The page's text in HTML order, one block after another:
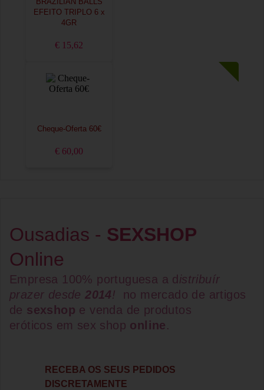
BRAZILIAN BALLS
EFEITO TRIPLO 6 x
4GR
€ 15,62
Cheque-Oferta 60€
€ 60,00
Ousadias - SEXSHOP
Online
Empresa 100% portuguesa a d istribuír
prazer desde2014!
no mercado de artigos
de sexshop e venda de produtos
eróticos em sex shop online.
RECEBA OS SEUS PEDIDOS
DISCRETAMENTE